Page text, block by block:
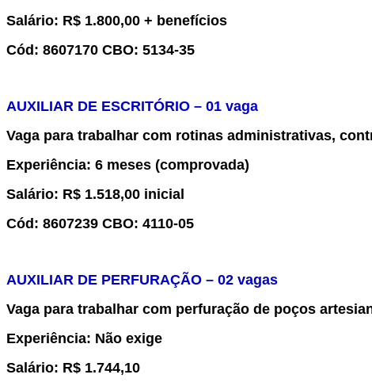
Salário: R$ 1.800,00 + benefícios
Cód: 8607170 CBO: 5134-35
AUXILIAR DE ESCRITÓRIO – 01 vaga
Vaga para trabalhar com rotinas administrativas,
Experiência: 6 meses (comprovada)
Salário: R$ 1.518,00 inicial
Cód: 8607239 CBO: 4110-05
AUXILIAR DE PERFURAÇÃO – 02 vagas
Vaga para trabalhar com perfuração de poços
Experiência: Não exige
Salário: R$ 1.744,10